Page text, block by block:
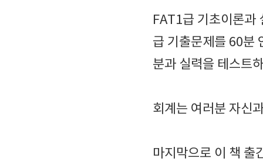
FAT1급 기초이론과
급 기출문제를 60분
분과 실력을 테스트
회계는 여러분 자신
마지막으로 이 책 출